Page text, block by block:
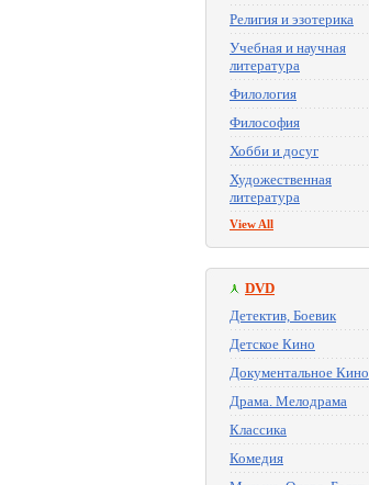
Религия и эзотерика
Учебная и научная
литература
Филология
Философия
Хобби и досуг
Художественная
литература
View All
DVD
Детектив, Боевик
Детское Кино
Документальное Кино
Драма. Мелодрама
Классика
Комедия